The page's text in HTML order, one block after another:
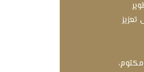
تعزيز
مكتوم،